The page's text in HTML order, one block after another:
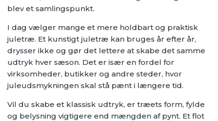
blev et samlingspunkt.
I dag vælger mange et mere holdbart og praktisk
juletræ. Et kunstigt juletræ kan bruges år efter år,
drysser ikke og gør det lettere at skabe det samme
udtryk hver sæson. Det er især en fordel for
virksomheder, butikker og andre steder, hvor
juleudsmykningen skal stå pænt i længere tid.
Vil du skabe et klassisk udtryk, er træets form, fylde
og belysning vigtigere end mængden af pynt. Et flot